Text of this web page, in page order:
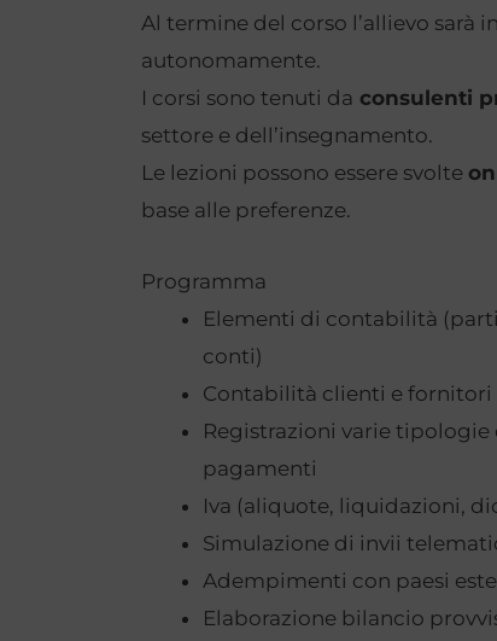
Al termine del corso l’allievo sarà
autonomamente.
I corsi sono tenuti da consulenti
settore e dell’insegnamento.
Le lezioni possono essere svolte
base alle preferenze.
Programma
Elementi di contabilità
conti)
Contabilità clienti e fornitori
Registrazioni varie
pagamenti
Iva (aliquote, liquidazioni,
Simulazione di invii
Adempimenti con paesi
Elaborazione bilancio